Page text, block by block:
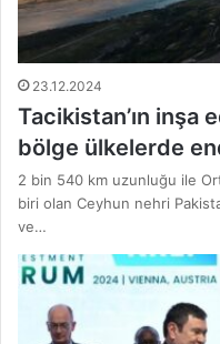
23.12.2024
Tacikistan’ın inşa
bölge ülkelerde
2 bin 540 km uzunluğu ile
biri olan Ceyhun nehri
ve…